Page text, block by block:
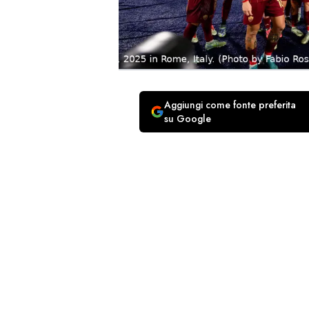
Aggiungi come fonte preferita
su Google